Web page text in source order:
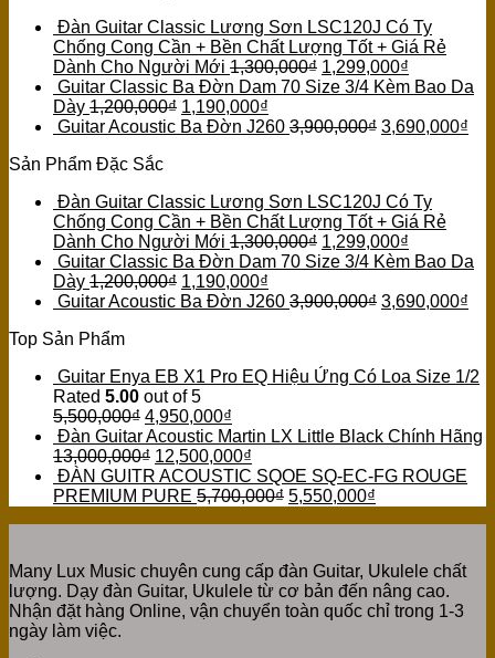
Đàn Guitar Classic Lương Sơn LSC120J Có Ty
Chống Cong Cần + Bền Chất Lượng Tốt + Giá Rẻ
Dành Cho Người Mới 1,300,000₫ 1,299,000₫
Guitar Classic Ba Đờn Dam 70 Size 3/4 Kèm Bao Da
Dày 1,200,000₫ 1,190,000₫
Guitar Acoustic Ba Đờn J260 3,900,000₫ 3,690,000₫
Sản Phẩm Đặc Sắc
Đàn Guitar Classic Lương Sơn LSC120J Có Ty
Chống Cong Cần + Bền Chất Lượng Tốt + Giá Rẻ
Dành Cho Người Mới 1,300,000₫ 1,299,000₫
Guitar Classic Ba Đờn Dam 70 Size 3/4 Kèm Bao Da
Dày 1,200,000₫ 1,190,000₫
Guitar Acoustic Ba Đờn J260 3,900,000₫ 3,690,000₫
Top Sản Phẩm
Guitar Enya EB X1 Pro EQ Hiệu Ứng Có Loa Size 1/2
Rated 5.00 out of 5
5,500,000₫ 4,950,000₫
Đàn Guitar Acoustic Martin LX Little Black Chính Hãng
13,000,000₫ 12,500,000₫
ĐÀN GUITR ACOUSTIC SQOE SQ-EC-FG ROUGE
PREMIUM PURE 5,700,000₫ 5,550,000₫
Many Lux Music chuyên cung cấp đàn Guitar, Ukulele chất
lượng. Dạy đàn Guitar, Ukulele từ cơ bản đến nâng cao.
Nhận đặt hàng Online, vận chuyển toàn quốc chỉ trong 1-3
ngày làm việc.